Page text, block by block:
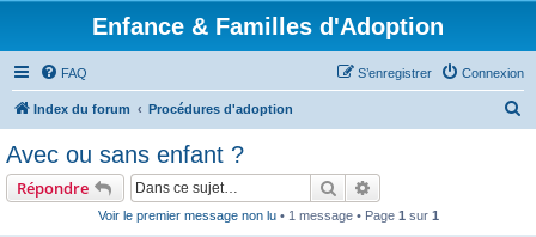
Enfance & Familles d'Adoption
FAQ Connexion
S’enregistrer
Index du forum Procédures d'adoption
Avec ou sans enfant ?
Répondre Rechercher
Voir le premier message non lu• 1 message • Page 1 sur 1